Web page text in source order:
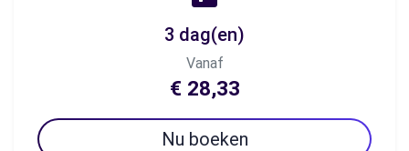
3 dag(en)
Vanaf
€ 28,33
Nu boeken